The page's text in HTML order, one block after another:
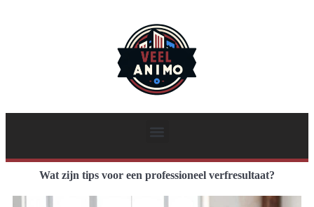
Wat zijn tips voor een professioneel verfresultaat?